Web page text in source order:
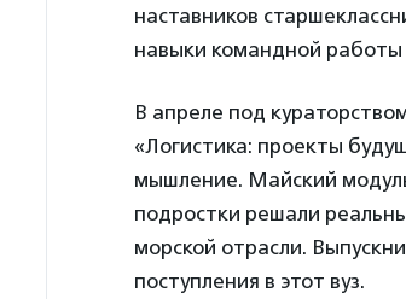
наставников
навыки командной работы
В апреле под
«Логистика: проекты
мышление. Майский
подростки решали
морской отрасли.
поступления в этот вуз.